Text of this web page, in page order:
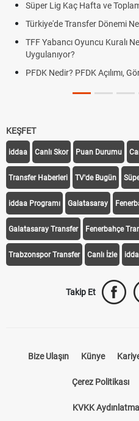
Süper Lig Kaç Hafta ve
Türkiye'de Transfer Dönemi
TFF Yabancı Oyuncu Kuralı
Uygulanıyor?
PFDK Nedir? PFDK Açılımı,
KEŞFET
iddaa Canlı Skor Puan Durumu
Transfer Haberleri TV'de Bugün
iddaa Programı Galatasaray
Galatasaray Transfer Fenerbahçe
Trabzonspor Transfer Canlı İzle
Takip Et
Bize Ulaşın Künye
Çerez Politikası
KVKK